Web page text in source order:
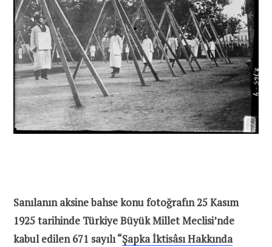
Sanılanın aksine bahse konu fotoğrafın 25 Kasım
1925 tarihinde Türkiye Büyük Millet Meclisi’nde
kabul edilen 671 sayılı “Şapka İktisâsı Hakkında